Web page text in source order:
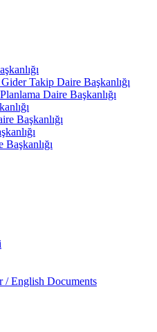
Takip Daire Başkanlığı
Daire Başkanlığı
Başkanlığı
/ English Documents